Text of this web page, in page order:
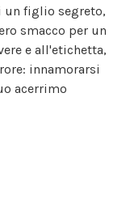
un figlio segreto,
smacco per un
e all'etichetta,
innamorarsi
acerrimo